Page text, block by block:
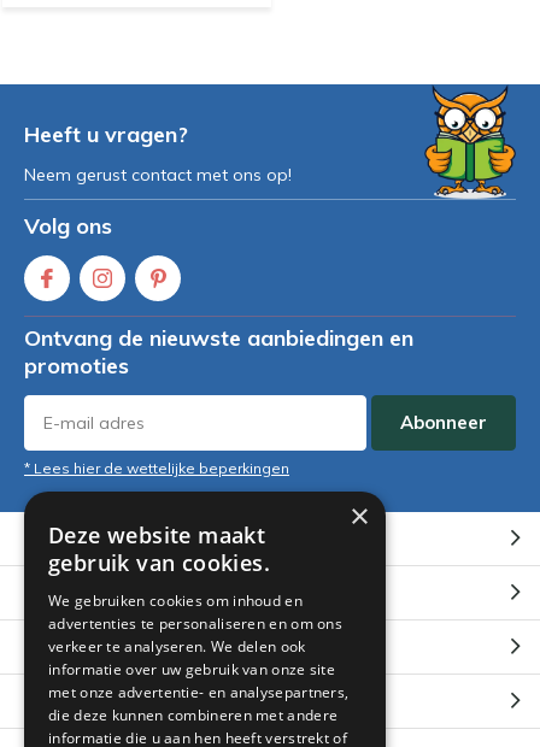
Heeft u vragen?
Neem gerust contact met ons op!
Volg ons
Ontvang de nieuwste aanbiedingen en
promoties
Abonneer
* Lees hier de wettelijke beperkingen
Klantenservice
Mijn account
Categorieën
Contact
×
Deze website maakt
gebruik van cookies.
We gebruiken cookies om inhoud en
advertenties te personaliseren en om ons
verkeer te analyseren. We delen ook
informatie over uw gebruik van onze site
met onze advertentie- en analysepartners,
die deze kunnen combineren met andere
informatie die u aan hen heeft verstrekt of